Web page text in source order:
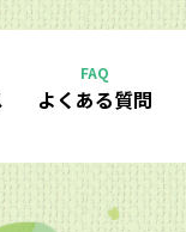
FAQ
よくある質問